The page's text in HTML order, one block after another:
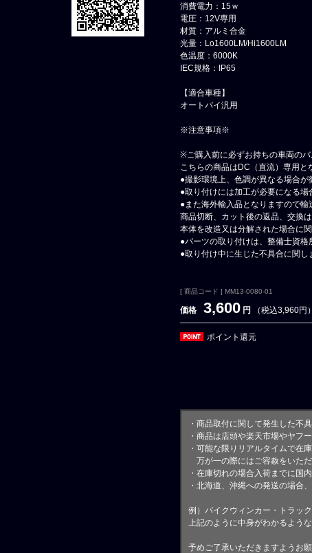
消費電力：15ｗ
電圧：12V専用
材質：アルミ合金
光量：Lo1600LM/Hi1600LM
色温度：6000K
IEC規格：IP65
【適合車種】
オートバイ汎用
※注意事項※
※ご購入前に必ずお持ちの車両のバ
こちらの商品はDC（直流）専用と
●撮影環境上、色調が異なる場合が
●取り付けには加工が必要になる場
●また海外輸入品となりますので輸
商品切断、カット後の返品、交換は
本体を改造又は分解された場合に
●パーツの取り付けは、整備士資格
●取り付け中に生じた不具合に関し
[ 商品コード ] MM13-0080-01
価格 3,600 円 （税込3,960円）
ポイント還元
・商品取付に関して発生した不
・商品は店頭や楽天市場やヤフ
・可能な限りリアルタイムで在
万が一の際にはご容赦をいた
・在庫切れの場合入荷までに国
・北海道、沖縄への発送の場合
例）バイクウィンカー・トラッ
上記のように中身がわかるような
予めご了承いただきますようお願